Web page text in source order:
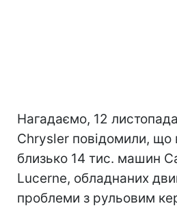
Нагадаємо, 12
Chrysler повідомили, що
близько 14 тис. машин
Lucerne, обладнаних
проблеми з рульовим